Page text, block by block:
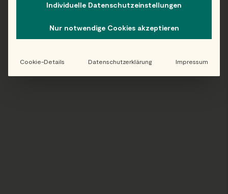
Folge uns auf Instagram!
Individuelle Datenschutzeinstellungen
Nur notwendige Cookies akzeptieren
Cookie-Details Datenschutzerklärung Impressum